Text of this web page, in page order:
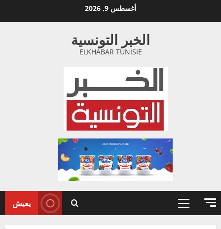
أغسطس 9, 2026
الخبر التونسية
ELKHABAR TUNISIE
القائمة
يعيش